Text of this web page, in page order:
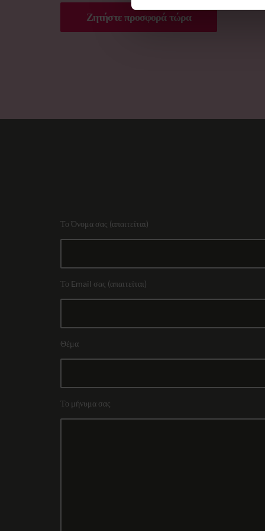
Ζητήστε προσφορά τώρα
Το Όνομα σας (απαιτείται)
Το Email σας (απαιτείται)
Θέμα
Το μήνυμα σας